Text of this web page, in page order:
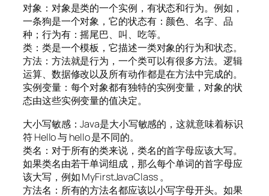
对象：对象是类的一个实例，有状态和行为。例如，
一条狗是一个对象，它的状态有：颜色、名字、品
种；行为有：摇尾巴、叫、吃等。
类：类是一个模板，它描述一类对象的行为和状态。
方法：方法就是行为，一个类可以有很多方法。逻辑
运算、数据修改以及所有动作都是在方法中完成的。
实例变量：每个对象都有独特的实例变量，对象的状
态由这些实例变量的值决定。
大小写敏感：Java是大小写敏感的，这就意味着标识
符 Hello 与 hello 是不同的。
类名：对于所有的类来说，类名的首字母应该大写。
如果类名由若干单词组成，那么每个单词的首字母应
该大写，例如 MyFirstJavaClass 。
方法名：所有的方法名都应该以小写字母开头。如果